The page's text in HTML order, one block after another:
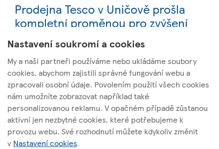
Prodejna Tesco v Uničově prošla
kompletní proměnou pro zvýšení
pohodlí zákazníků
Tesco Stores ČR, a. s.
Vršovická 1527/68b; 100 00 Praha 10
Nastavení soukromí a cookies
My a naši partneři používáme nebo ukládáme soubory
cookies, abychom zajistili správné fungování webu a
zpracovali osobní údaje. Povolením použití všech cookies
nám umožníte zobrazovat například také
personalizovanou reklamu. V opačném případě zůstanou
aktivní jen nezbytné cookies, které potřebujeme k
provozu webu. Své rozhodnutí můžete kdykoliv změnit
v Nastavení cookies.